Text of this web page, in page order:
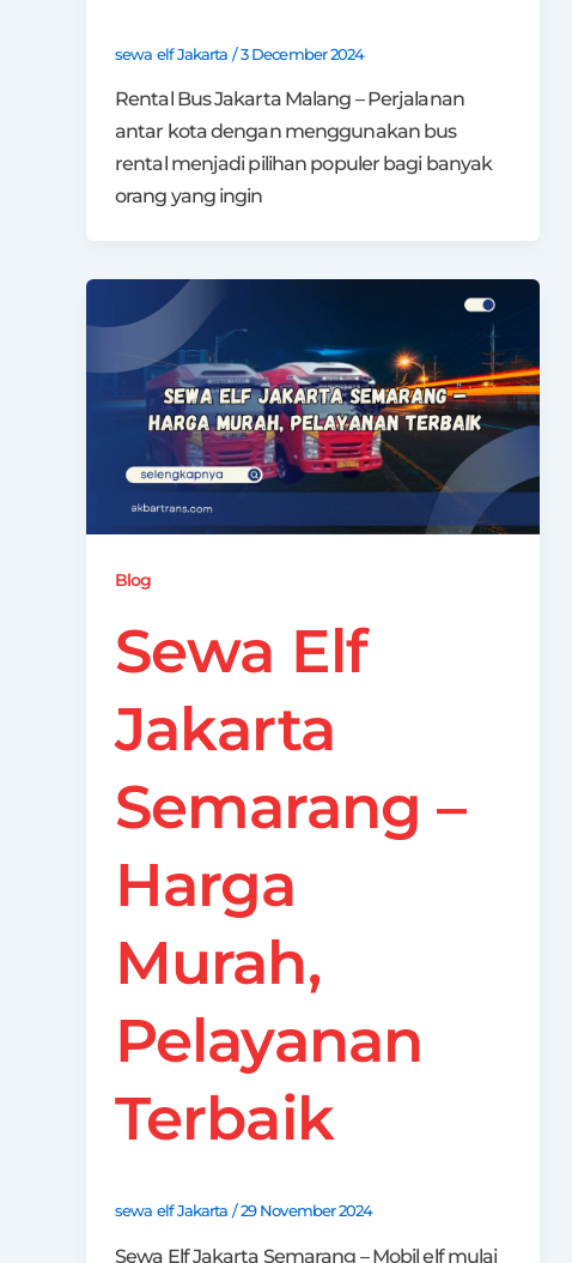
sewa elf Jakarta /3 December 2024
Rental Bus Jakarta Malang – Perjalanan
antar kota dengan menggunakan bus
rental menjadi pilihan populer bagi banyak
orang yang ingin
Blog
Sewa Elf
Jakarta
Semarang –
Harga
Murah,
Pelayanan
Terbaik
sewa elf Jakarta /29 November 2024
Sewa Elf Jakarta Semarang – Mobil elf mulai